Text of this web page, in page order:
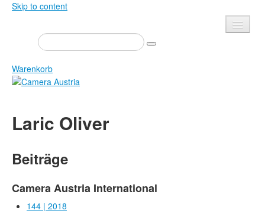
Skip to content
Presse
Veranstaltungen
Newsletter
Über uns
Shop
Datenschutz
Mediadaten
Warenkorb
Zeitschrift
Bücher
Edition
Bibliothek
Laric Oliver
Beiträge
Camera Austria International
144 | 2018